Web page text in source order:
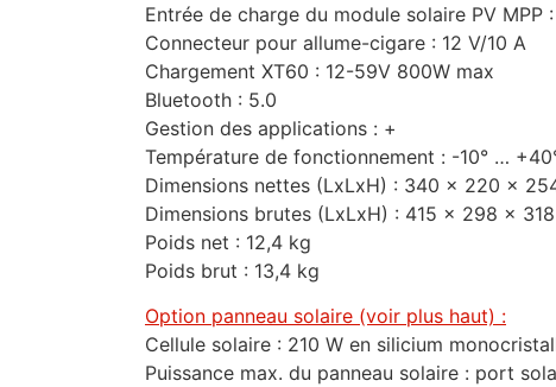
Entrée de charge du module solaire PV MPP
Connecteur pour allume-cigare : 12 V/10 A
Chargement XT60 : 12-59V 800W max
Bluetooth : 5.0
Gestion des applications : +
Température de fonctionnement : -10° …
Dimensions nettes (LxLxH) : 340 × 220 ×
Dimensions brutes (LxLxH) : 415 × 298 ×
Poids net : 12,4 kg
Poids brut : 13,4 kg
Option panneau solaire (voir plus haut) :
Cellule solaire : 210 W en silicium
Puissance max. du panneau solaire : port